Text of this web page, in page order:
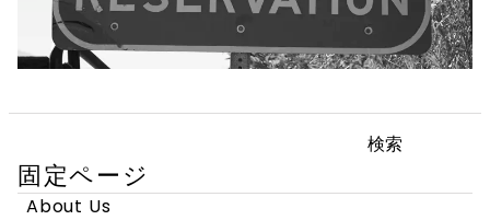
索:
固定ページ
About Us